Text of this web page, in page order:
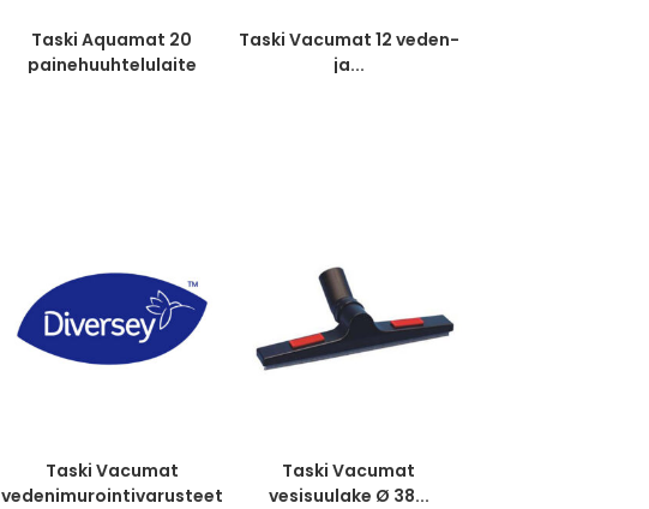
Taski Aquamat 20
painehuuhtelulaite
Taski Vacumat 12 veden-
ja...
Taski Vacumat
vedenimurointivarusteet
Taski Vacumat
vesisuulake Ø 38...